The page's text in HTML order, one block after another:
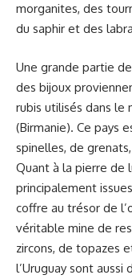
morganites, des
du saphir et des
Une grande partie
des bijoux
rubis utilisés dans le
(Birmanie). Ce pays
spinelles, de
Quant à la pierre de
principalement
coffre au trésor de
véritable mine de
zircons, de topazes
l’Uruguay sont aussi